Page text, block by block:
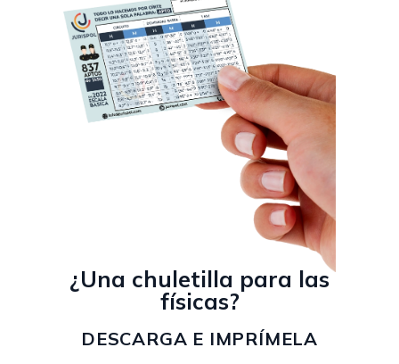
¿Una chuletilla para las
físicas?
DESCARGA E IMPRÍMELA